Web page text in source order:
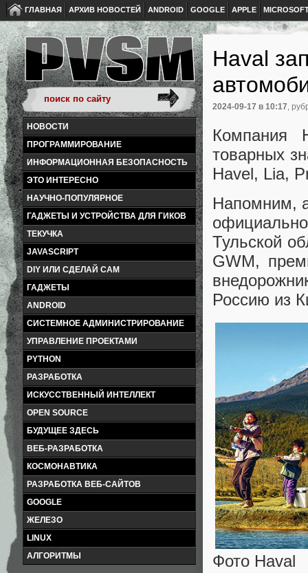
ГЛАВНАЯ АРХИВ НОВОСТЕЙ ANDROID GOOGLE APPLE
НОВОСТИ
ПРОГРАММИРОВАНИЕ
ИНФОРМАЦИОННАЯ БЕЗОПАСНОСТЬ
ЭТО ИНТЕРЕСНО
НАУЧНО-ПОПУЛЯРНОЕ
ГАДЖЕТЫ И УСТРОЙСТВА ДЛЯ ГИКОВ
ТЕКУЧКА
JAVASCRIPT
DIY ИЛИ СДЕЛАЙ САМ
ГАДЖЕТЫ
ANDROID
СИСТЕМНОЕ АДМИНИСТРИРОВАНИЕ
УПРАВЛЕНИЕ ПРОЕКТАМИ
PYTHON
РАЗРАБОТКА
ИСКУССТВЕННЫЙ ИНТЕЛЛЕКТ
OPEN SOURCE
БУДУЩЕЕ ЗДЕСЬ
ВЕБ-РАЗРАБОТКА
КОСМОНАВТИКА
РАЗРАБОТКА ВЕБ-САЙТОВ
GOOGLE
ЖЕЛЕЗО
LINUX
АЛГОРИТМЫ
Haval
2024-09-17 в 10:17,
Компания
товарных
Havel, Lia,
Напомним,
Тульской
GWM,
Россию из
Фото Haval